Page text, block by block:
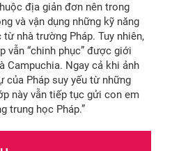
địa giản đơn nên trong
và vận dụng những kỹ năng
nhà trường Pháp. Tuy nhiên,
vẫn “chinh phục” được giới
Campuchia. Ngay cả khi ảnh
của Pháp suy yếu từ những
này vẫn tiếp tục gửi con em
trung học Pháp.”